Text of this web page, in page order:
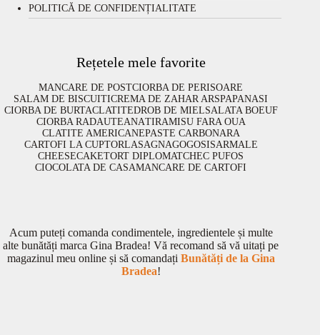
POLITICĂ DE CONFIDENȚIALITATE
Rețetele mele favorite
MANCARE DE POSTCIORBA DE PERISOARE
SALAM DE BISCUITICREMA DE ZAHAR ARSPAPANASI
CIORBA DE BURTACLATITEDROB DE MIELSALATA BOEUF
CIORBA RADAUTEANATIRAMISU FARA OUA
CLATITE AMERICANEPASTE CARBONARA
CARTOFI LA CUPTORLASAGNAGOGOSISARMALE
CHEESECAKETORT DIPLOMATCHEC PUFOS
CIOCOLATA DE CASAMANCARE DE CARTOFI
Acum puteți comanda condimentele, ingredientele și multe
alte bunătăți marca Gina Bradea! Vă recomand să vă uitați pe
magazinul meu online și să comandați Bunătăți de la Gina
Bradea!